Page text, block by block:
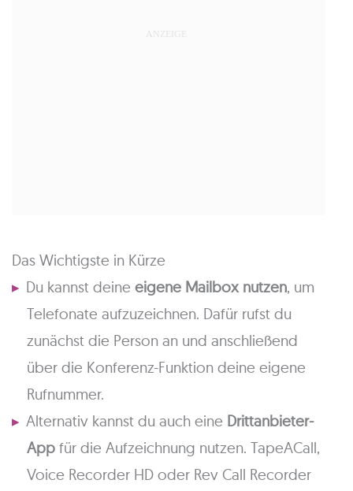
Das Wichtigste in Kürze
Du kannst deineeigene Mailbox nutzen, um
Telefonate aufzuzeichnen. Dafür rufst du
zunächst die Person an und anschließend
über die Konferenz-Funktion deine eigene
Rufnummer.
Alternativ kannst du auch eine Drittanbieter-
App für die Aufzeichnung nutzen. TapeACall,
Voice Recorder HD oder Rev Call Recorder